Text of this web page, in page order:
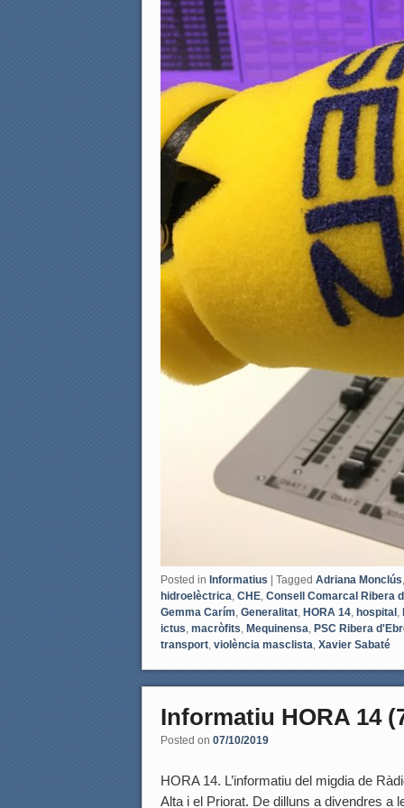
Posted in Informatius | Tagged Adriana Monclús
hidroelèctrica CHE Consell Comarcal Ribera
Gemma Carím Generalitat HORA 14 hospital
ictus macròfits Mequinensa PSC Ribera
transport violència masclista Xavier Sabaté
Informatiu HORA 14
Posted on 07/10/2019
HORA 14. L’informatiu del migdia de
Alta i el Priorat. De dilluns a divendres a